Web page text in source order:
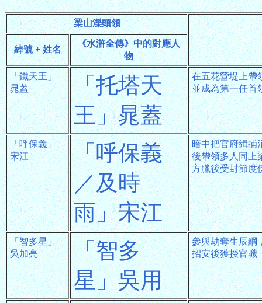
梁山濼頭領
綽號 + 姓名
《水滸全傳》中的對應人
物
「鐵天王」
晁蓋
「托塔天
王」晁蓋
在五花營堤上帶
並成為第一任首
「呼保義」
宋江
「呼保義
／及時
雨」宋江
暗中把官府緝捕
後帶領多人同上
方臘後受封節度
「智多星」
吳加亮
「智多
星」吳用
參與劫奪生辰綱
招安後獲授官職